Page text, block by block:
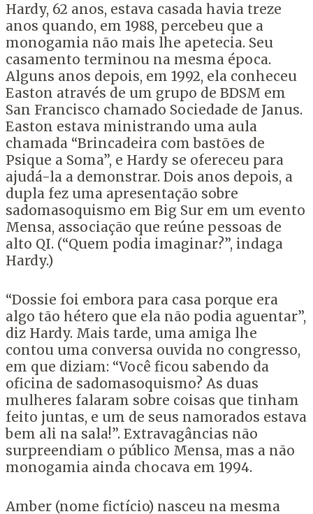
Hardy, 62 anos, estava casada havia treze
anos quando, em 1988, percebeu que a
monogamia não mais lhe apetecia. Seu
casamento terminou na mesma época.
Alguns anos depois, em 1992, ela conheceu
Easton através de um grupo de BDSM em
San Francisco chamado Sociedade de Janus.
Easton estava ministrando uma aula
chamada “Brincadeira com bastões de
Psique a Soma”, e Hardy se ofereceu para
ajudá-la a demonstrar. Dois anos depois, a
dupla fez uma apresentação sobre
sadomasoquismo em Big Sur em um evento
Mensa, associação que reúne pessoas de
alto QI. (“Quem podia imaginar?”, indaga
Hardy.)
“Dossie foi embora para casa porque era
algo tão hétero que ela não podia aguentar”,
diz Hardy. Mais tarde, uma amiga lhe
contou uma conversa ouvida no congresso,
em que diziam: “Você ficou sabendo da
oficina de sadomasoquismo? As duas
mulheres falaram sobre coisas que tinham
feito juntas, e um de seus namorados estava
bem ali na sala!”. Extravagâncias não
surpreendiam o público Mensa, mas a não
monogamia ainda chocava em 1994.
Amber (nome fictício) nasceu na mesma